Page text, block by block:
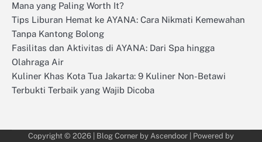
Mana yang Paling Worth It?
Tips Liburan Hemat ke AYANA: Cara Nikmati Kemewahan
Tanpa Kantong Bolong
Fasilitas dan Aktivitas di AYANA: Dari Spa hingga
Olahraga Air
Kuliner Khas Kota Tua Jakarta: 9 Kuliner Non-Betawi
Terbukti Terbaik yang Wajib Dicoba
Copyright © 2026 | Blog Corner by Ascendoor | Powered by